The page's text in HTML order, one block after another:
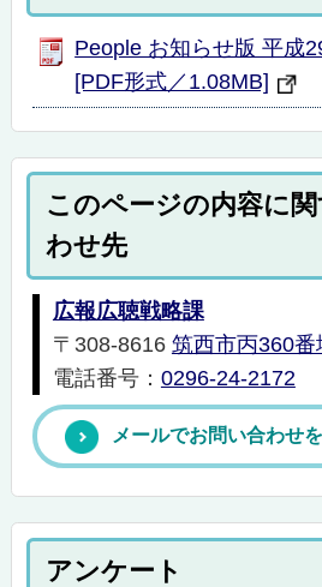
People お知らせ版 平成
[PDF形式／1.08MB]
このページの内容に
わせ先
広報広聴戦略課
〒308-8616 筑西市丙360番
電話番号： 0296-24-2172
メールでお問い合わせ
アンケート